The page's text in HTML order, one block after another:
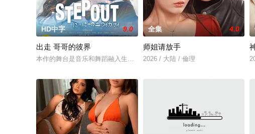
HD中字 9.0
出走 哥哥的彼界
本作的舞台是音乐和舞蹈融入生活的冲绳。与母亲朱音、妹妹舞一起生活
全集 4.0
师姐请放手
2026 / 大陆 / 倫理